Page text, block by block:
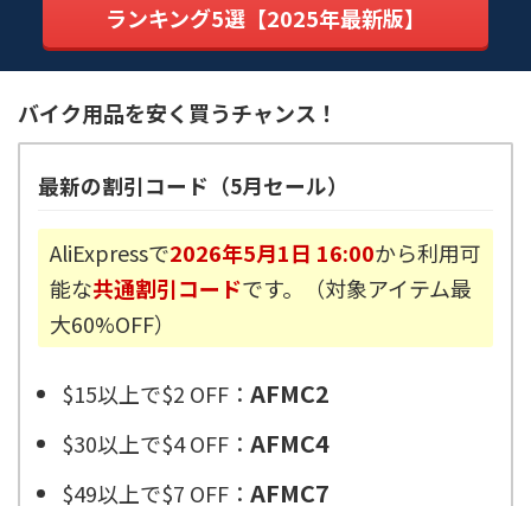
ランキング5選【2025年最新版】
バイク用品を安く買うチャンス！
最新の割引コード（5月セール）
AliExpressで2026年5月1日 16:00から利用可
能な共通割引コードです。（対象アイテム最
大60%OFF）
$15以上で$2 OFF： AFMC2
$30以上で$4 OFF： AFMC4
$49以上で$7 OFF： AFMC7